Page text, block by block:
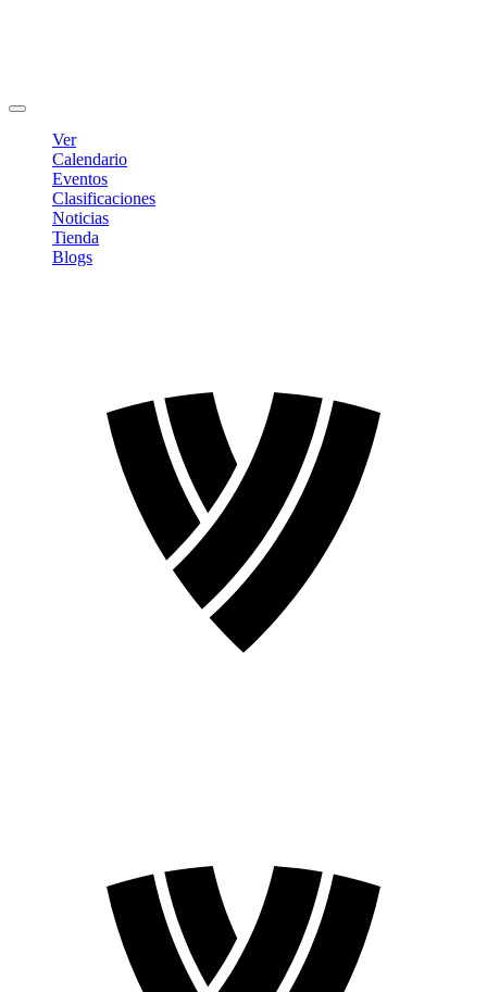
Ver
Calendario
Eventos
Clasificaciones
Noticias
Tienda
Blogs